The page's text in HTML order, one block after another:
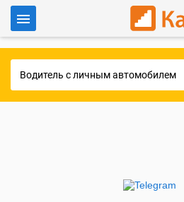
Для работодателей